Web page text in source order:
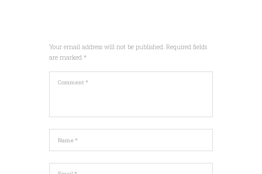
Your email address will not be published. Required fields
are marked *